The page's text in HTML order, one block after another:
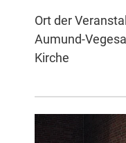
Ort der
Aumund-
Kirche